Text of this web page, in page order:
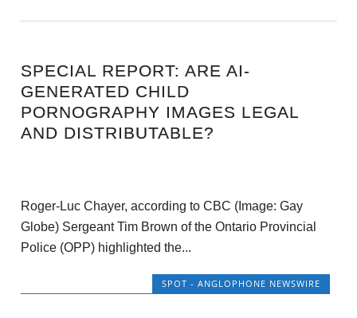
SPECIAL REPORT: ARE AI-
GENERATED CHILD
PORNOGRAPHY IMAGES LEGAL
AND DISTRIBUTABLE?
Roger-Luc Chayer, according to CBC (Image: Gay
Globe) Sergeant Tim Brown of the Ontario Provincial
Police (OPP) highlighted the...
SPOT - ANGLOPHONE NEWSWIRE